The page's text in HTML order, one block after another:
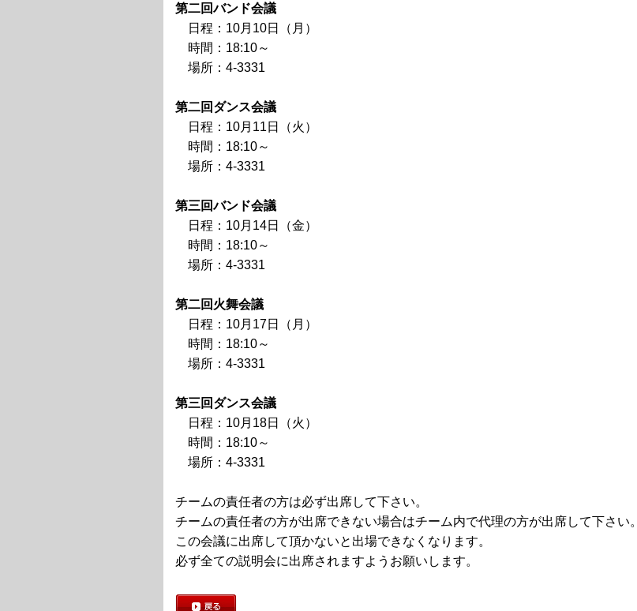
第二回バンド会議
日程：10月10日（月）
時間：18:10～
場所：4-3331
第二回ダンス会議
日程：10月11日（火）
時間：18:10～
場所：4-3331
第三回バンド会議
日程：10月14日（金）
時間：18:10～
場所：4-3331
第二回火舞会議
日程：10月17日（月）
時間：18:10～
場所：4-3331
第三回ダンス会議
日程：10月18日（火）
時間：18:10～
場所：4-3331
チームの責任者の方は必ず出席して下さい。
チームの責任者の方が出席できない場合はチーム内で代理の方が出席して下さい。
この会議に出席して頂かないと出場できなくなります。
必ず全ての説明会に出席されますようお願いします。